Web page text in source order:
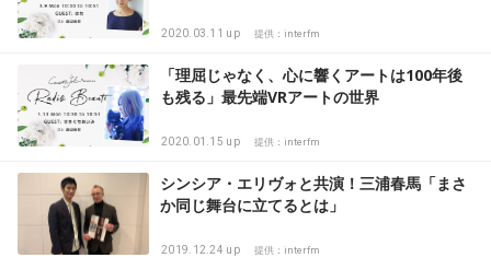
2020.03.11 up 提供：interfm
「理屈じゃなく、心に響くアートは100年後
も残る」最先端VRアートの世界
2020.01.15 up 提供：interfm
シンシア・エリヴォと共演！三浦春馬「まさ
か同じ舞台に立てるとは」
2019.12.24 up 提供：interfm